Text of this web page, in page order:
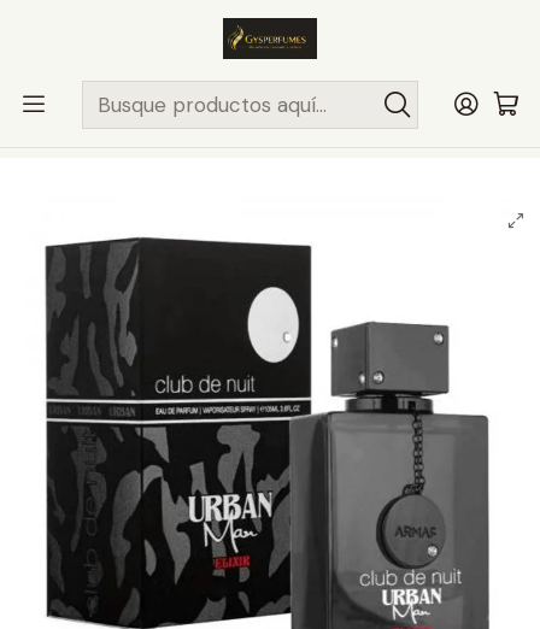
en compras hasta las 13Hrs, valido solo en
Comunas ..>>
Inicio PERFUMES Y COLONIAS ARMAF
HOMBRE
ARMAF CLUB DE NUIT URBAN MAN ELIXIR 105ML EDP